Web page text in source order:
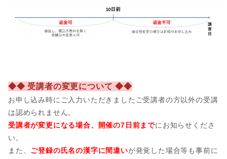
◆◆ 受講者の変更について ◆◆
お申し込み時にご入力いただきましたご受講者の方以外の受講
は認められません。
受講者が変更になる場合、開催の7日前までにお知らせくださ
い。
また、 ご登録の氏名の漢字に間違いが発覚した場合等も事前に